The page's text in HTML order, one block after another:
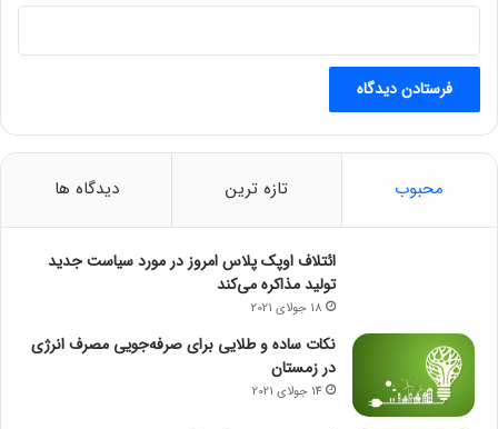
ت
ه
د
محبوب تازه ترین دیدگاه ها
ائتلاف اوپک پلاس امروز در مورد سیاست جدید
تولید مذاکره می‌کند
18 جولای 2021
نکات ساده و طلایی برای صرفه‌جویی مصرف انرژی
در زمستان
14 جولای 2021